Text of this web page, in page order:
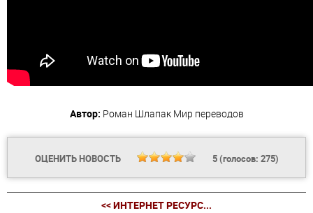
Автор: Роман Шлапак Мир переводов
ОЦЕНИТЬ НОВОСТЬ 5(голосов: 275)
<< ИНТЕРНЕТ РЕСУРС...